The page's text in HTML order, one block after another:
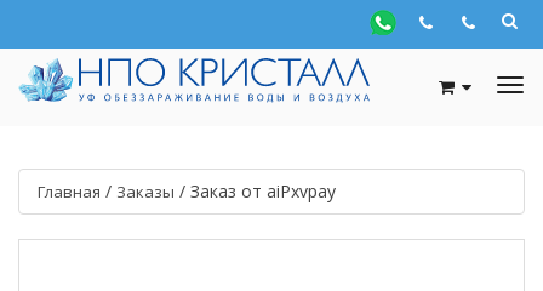
Главная / Заказы / Заказ от aiPxvpay